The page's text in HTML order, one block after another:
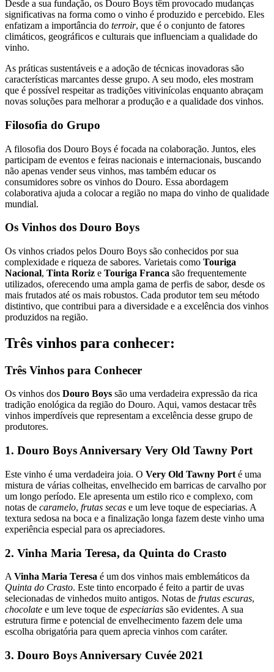
Desde a sua fundação, os Douro Boys têm provocado mudanças
significativas na forma como o vinho é produzido e percebido. Eles
enfatizam a importância do terroir, que é o conjunto de fatores
climáticos, geográficos e culturais que influenciam a qualidade do
vinho.
As práticas sustentáveis e a adoção de técnicas inovadoras são
características marcantes desse grupo. A seu modo, eles mostram
que é possível respeitar as tradições vitivinícolas enquanto abraçam
novas soluções para melhorar a produção e a qualidade dos vinhos.
Filosofia do Grupo
A filosofia dos Douro Boys é focada na colaboração. Juntos, eles
participam de eventos e feiras nacionais e internacionais, buscando
não apenas vender seus vinhos, mas também educar os
consumidores sobre os vinhos do Douro. Essa abordagem
colaborativa ajuda a colocar a região no mapa do vinho de qualidade
mundial.
Os Vinhos dos Douro Boys
Os vinhos criados pelos Douro Boys são conhecidos por sua
complexidade e riqueza de sabores. Varietais como Touriga
Nacional, Tinta Roriz e Touriga Franca são frequentemente
utilizados, oferecendo uma ampla gama de perfis de sabor, desde os
mais frutados até os mais robustos. Cada produtor tem seu método
distintivo, que contribui para a diversidade e a excelência dos vinhos
produzidos na região.
Três vinhos para conhecer:
Três Vinhos para Conhecer
Os vinhos dos Douro Boys são uma verdadeira expressão da rica
tradição enológica da região do Douro. Aqui, vamos destacar três
vinhos imperdíveis que representam a excelência desse grupo de
produtores.
1. Douro Boys Anniversary Very Old Tawny Port
Este vinho é uma verdadeira joia. O Very Old Tawny Port é uma
mistura de várias colheitas, envelhecido em barricas de carvalho por
um longo período. Ele apresenta um estilo rico e complexo, com
notas de caramelo, frutas secas e um leve toque de especiarias. A
textura sedosa na boca e a finalização longa fazem deste vinho uma
experiência especial para os apreciadores.
2. Vinha Maria Teresa, da Quinta do Crasto
A Vinha Maria Teresa é um dos vinhos mais emblemáticos da
Quinta do Crasto. Este tinto encorpado é feito a partir de uvas
selecionadas de vinhedos muito antigos. Notas de frutas escuras,
chocolate e um leve toque de especiarias são evidentes. A sua
estrutura firme e potencial de envelhecimento fazem dele uma
escolha obrigatória para quem aprecia vinhos com caráter.
3. Douro Boys Anniversary Cuvée 2021